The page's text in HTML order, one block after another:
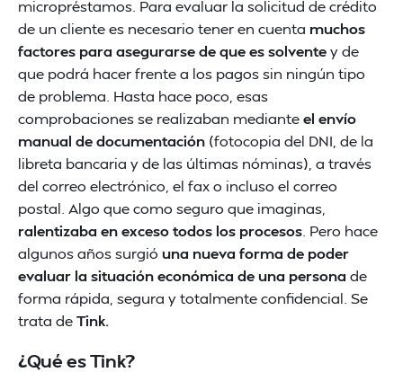
micropréstamos. Para evaluar la solicitud de crédito
de un cliente es necesario tener en cuenta muchos
factores para asegurarse de que es solventey de
que podrá hacer frente a los pagos sin ningún tipo
de problema. Hasta hace poco, esas
comprobaciones se realizaban medianteel envío
manual de documentación (fotocopia del DNI, de la
libreta bancaria y de las últimas nóminas), a través
del correo electrónico, el fax o incluso el correo
postal. Algo que como seguro que imaginas,
ralentizaba en exceso todos los procesos. Pero hace
algunos años surgió una nueva forma de poder
evaluar la situación económica de una persona de
forma rápida, segura y totalmente confidencial. Se
trata deTink.
¿Qué es Tink?